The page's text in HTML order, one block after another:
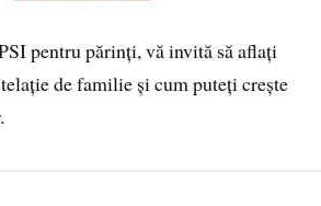
pentru părinți, vă invită să aflați
de familie și cum puteți crește